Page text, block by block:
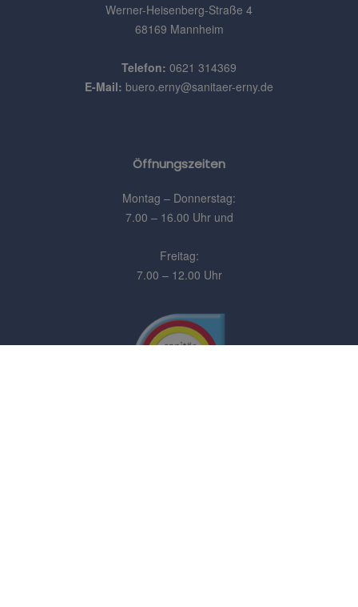
Werner-Heisenberg-Straße 4
68169 Mannheim
Telefon: 0621 314369
E-Mail: buero.erny@sanitaer-erny.de
Öffnungszeiten
Montag – Donnerstag:
7.00 – 16.00 Uhr und
Freitag:
7.00 – 12.00 Uhr